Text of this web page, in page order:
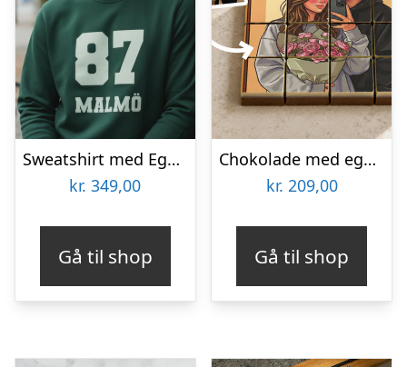
Sweatshirt med Egen Tekst i Collegestil
kr. 349,00
Gå til shop
Chokolade med eget foto – AI-tryk
kr. 209,00
Gå til shop